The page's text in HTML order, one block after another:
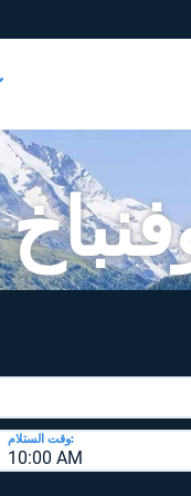
10:00 AM
وقت الستلام: